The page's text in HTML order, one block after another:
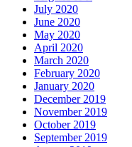
July 2020
June 2020
May 2020
April 2020
March 2020
February 2020
January 2020
December 2019
November 2019
October 2019
September 2019